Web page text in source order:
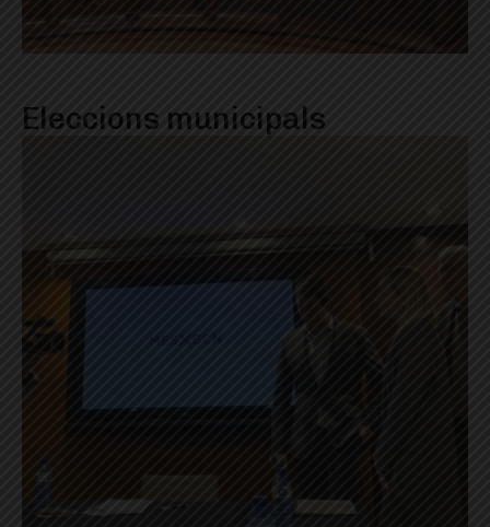
Eleccions municipals